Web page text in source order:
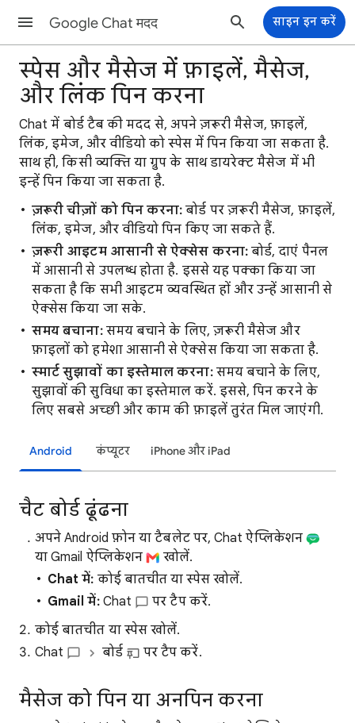
Google Chat मदद साइन इन करें
स्पेस और मैसेज में फ़ाइलें, मैसेज,
और लिंक पिन करना
Chat में बोर्ड टैब की मदद से, अपने ज़रूरी मैसेज, फ़ाइलें,
लिंक, इमेज, और वीडियो को स्पेस में पिन किया जा सकता है.
साथ ही, किसी व्यक्ति या ग्रुप के साथ डायरेक्ट मैसेज में भी
इन्हें पिन किया जा सकता है.
ज़रूरी चीज़ों को पिन करना: बोर्ड पर ज़रूरी मैसेज, फ़ाइलें,
लिंक, इमेज, और वीडियो पिन किए जा सकते हैं.
ज़रूरी आइटम आसानी से ऐक्सेस करना:बोर्ड, दाएं पैनल
में आसानी से उपलब्ध होता है. इससे यह पक्का किया जा
सकता है कि सभी आइटम व्यवस्थित हों और उन्हें आसानी से
ऐक्सेस किया जा सके.
समय बचाना:समय बचाने के लिए, ज़रूरी मैसेज और
फ़ाइलों को हमेशा आसानी से ऐक्सेस किया जा सकता है.
स्मार्ट सुझावों का इस्तेमाल करना:समय बचाने के लिए,
सुझावों की सुविधा का इस्तेमाल करें. इससे, पिन करने के
लिए सबसे अच्छी और काम की फ़ाइलें तुरंत मिल जाएंगी.
Android कंप्यूटर iPhone और iPad
चैट बोर्ड ढूंढना
अपने Android फ़ोन या टैबलेट पर, Chat ऐप्लिकेशन
या Gmail ऐप्लिकेशन
खोलें.
Chat में: कोई बातचीत या स्पेस खोलें.
Gmail में:Chat
पर टैप करें.
कोई बातचीत या स्पेस खोलें.
Chat
बोर्ड पर टैप करें.
मैसेज को पिन या अनपिन करना